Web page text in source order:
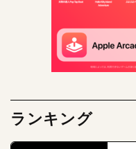
ランキング